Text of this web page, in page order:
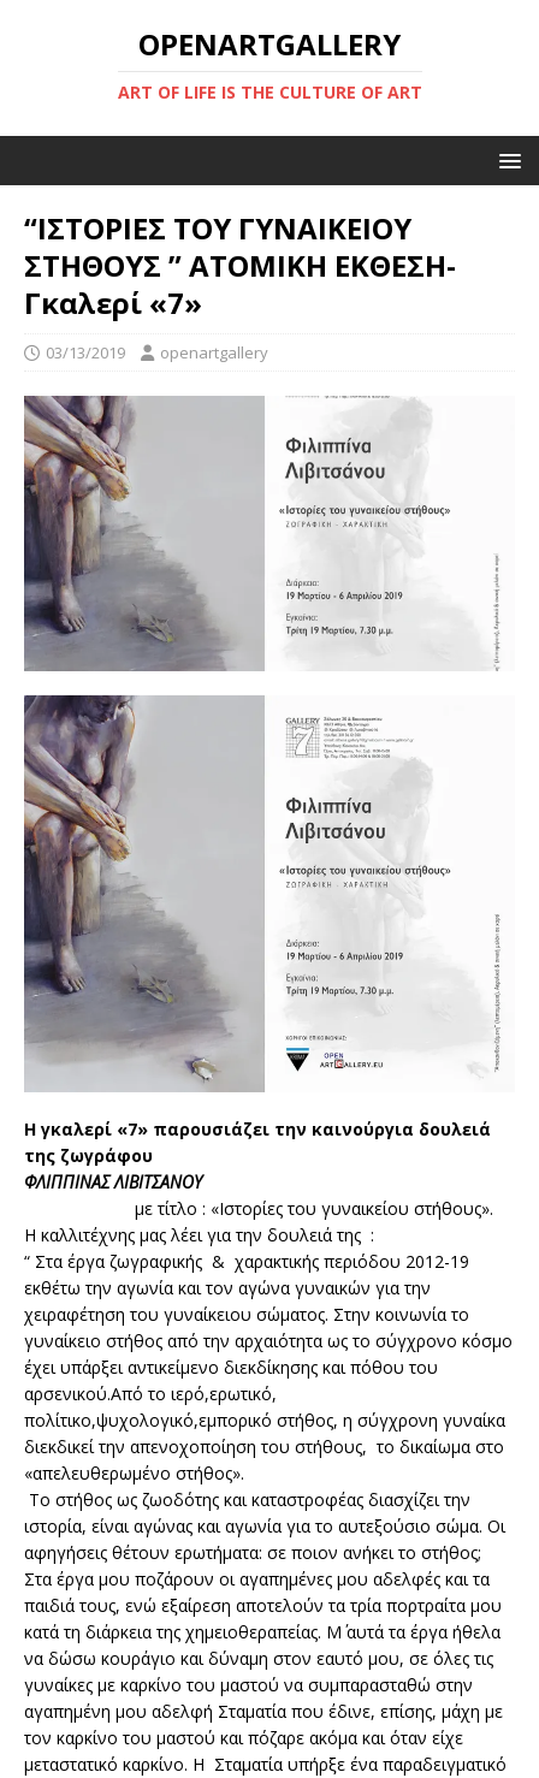
OPENARTGALLERY
ART OF LIFE IS THE CULTURE OF ART
“ΙΣΤΟΡΙΕΣ ΤΟΥ ΓΥΝΑΙΚΕΙΟΥ
ΣΤΗΘΟΥΣ ” ΑΤΟΜΙΚΗ ΕΚΘΕΣΗ-
Γκαλερί «7»
03/13/2019 openartgallery
Η γκαλερί «7» παρουσιάζει την καινούργια δουλειά
της ζωγράφου
ΦΛΙΠΠΙΝΑΣ ΛΙΒΙΤΣΑΝΟΥ
με τίτλο : «Ιστορίες του γυναικείου στήθους».
Η καλλιτέχνης μας λέει για την δουλειά της :
“ Στα έργα ζωγραφικής & χαρακτικής περιόδου 2012-19
εκθέτω την αγωνία και τον αγώνα γυναικών για την
χειραφέτηση του γυναίκειου σώματος. Στην κοινωνία το
γυναίκειο στήθος από την αρχαιότητα ως το σύγχρονο κόσμο
έχει υπάρξει αντικείμενο διεκδίκησης και πόθου του
αρσενικού.Από το ιερό,ερωτικό,
πολίτικο,ψυχολογικό,εμπορικό στήθος, η σύγχρονη γυναίκα
διεκδικεί την απενοχοποίηση του στήθους, το δικαίωμα στο
«απελευθερωμένο στήθος».
Το στήθος ως ζωοδότης και καταστροφέας διασχίζει την
ιστορία, είναι αγώνας και αγωνία για το αυτεξούσιο σώμα. Οι
αφηγήσεις θέτουν ερωτήματα: σε ποιον ανήκει το στήθος;
Στα έργα μου ποζάρουν οι αγαπημένες μου αδελφές και τα
παιδιά τους, ενώ εξαίρεση αποτελούν τα τρία πορτραίτα μου
κατά τη διάρκεια της χημειοθεραπείας. Μ΄ αυτά τα έργα ήθελα
να δώσω κουράγιο και δύναμη στον εαυτό μου, σε όλες τις
γυναίκες με καρκίνο του μαστού να συμπαρασταθώ στην
αγαπημένη μου αδελφή Σταματία που έδινε, επίσης, μάχη με
τον καρκίνο του μαστού και πόζαρε ακόμα και όταν είχε
μεταστατικό καρκίνο. Η Σταματία υπήρξε ένα παραδειγματικό